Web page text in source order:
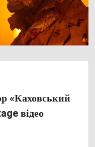
«Каховський
відео